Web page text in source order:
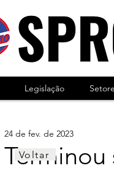
Legislação
24 de fev. de 2023
Voltar